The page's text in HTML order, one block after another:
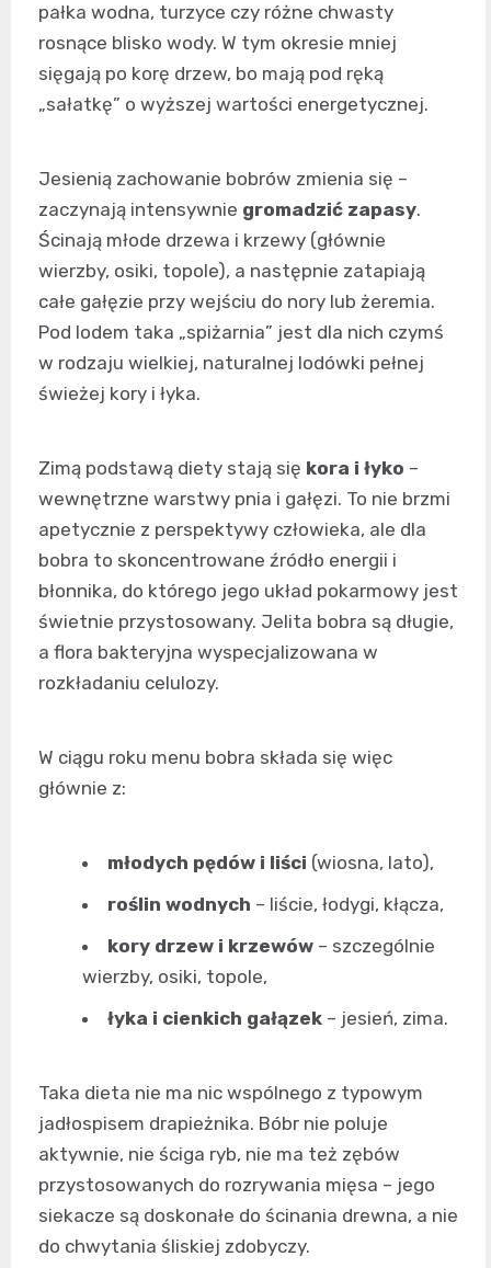
pałka wodna, turzyce czy różne chwasty
rosnące blisko wody. W tym okresie mniej
sięgają po korę drzew, bo mają pod ręką
„sałatkę” o wyższej wartości energetycznej.
Jesienią zachowanie bobrów zmienia się –
zaczynają intensywnie gromadzić zapasy.
Ścinają młode drzewa i krzewy (głównie
wierzby, osiki, topole), a następnie zatapiają
całe gałęzie przy wejściu do nory lub żeremia.
Pod lodem taka „spiżarnia” jest dla nich czymś
w rodzaju wielkiej, naturalnej lodówki pełnej
świeżej kory i łyka.
Zimą podstawą diety stają się kora i łyko –
wewnętrzne warstwy pnia i gałęzi. To nie brzmi
apetycznie z perspektywy człowieka, ale dla
bobra to skoncentrowane źródło energii i
błonnika, do którego jego układ pokarmowy jest
świetnie przystosowany. Jelita bobra są długie,
a flora bakteryjna wyspecjalizowana w
rozkładaniu celulozy.
W ciągu roku menu bobra składa się więc
głównie z:
młodych pędów i liści (wiosna, lato),
roślin wodnych – liście, łodygi, kłącza,
kory drzew i krzewów – szczególnie
wierzby, osiki, topole,
łyka i cienkich gałązek – jesień, zima.
Taka dieta nie ma nic wspólnego z typowym
jadłospisem drapieżnika. Bóbr nie poluje
aktywnie, nie ściga ryb, nie ma też zębów
przystosowanych do rozrywania mięsa – jego
siekacze są doskonałe do ścinania drewna, a nie
do chwytania śliskiej zdobyczy.